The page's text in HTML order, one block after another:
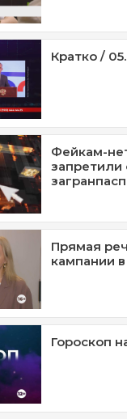
Кратко /
Фейкам-
Прямая
кампании
Гороскоп